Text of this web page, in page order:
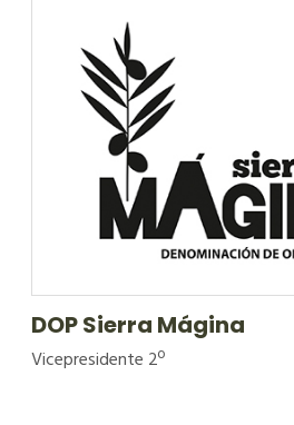
DOP Sierra Mágina
Vicepresidente 2º